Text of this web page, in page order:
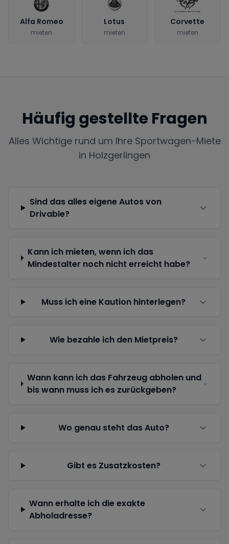
Alfa Romeo
mieten
Lotus
mieten
Corvette
mieten
Häufig gestellte Fragen
Alles Wichtige rund um Ihre Sportwagen-Miete
in Holzgerlingen
Sind das alles eigene Autos von
Drivable?
Kann ich mieten, wenn ich das
Mindestalter noch nicht erreicht habe?
Muss ich eine Kaution hinterlegen?
Wie bezahle ich den Mietpreis?
Wann kann ich das Fahrzeug abholen und
bis wann muss ich es zurückgeben?
Wo genau steht das Auto?
Gibt es Zusatzkosten?
Wann erhalte ich die exakte
Abholadresse?